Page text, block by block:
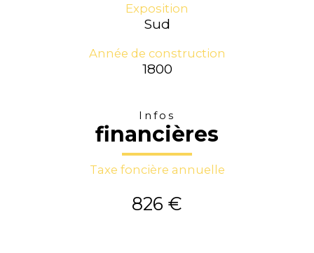
Exposition
Sud
Année de construction
1800
Infos
financières
Taxe foncière annuelle
826 €